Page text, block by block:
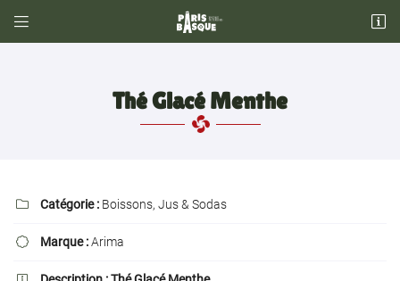
 
34, Rue Escudier
 Adresse email de réception
Thé Glacé Menthe
 Catégorie : Boissons, Jus & Sodas
 Marque :Arima